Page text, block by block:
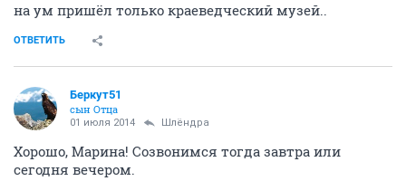
на ум пришёл только краеведческий музей..
ОТВЕТИТЬ
Беркут51
сын Отца
01 июля 2014 Шлёндра
Хорошо, Марина! Созвонимся тогда завтра или
сегодня вечером.